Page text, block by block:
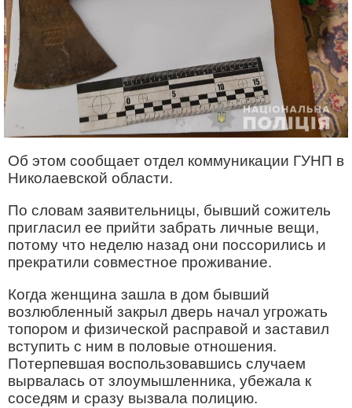
Об этом сообщает отдел коммуникации ГУНП в
Николаевской области.
По словам заявительницы, бывший сожитель
пригласил ее прийти забрать личные вещи,
потому что неделю назад они поссорились и
прекратили совместное проживание.
Когда женщина зашла в дом бывший
возлюбленный закрыл дверь начал угрожать
топором и физической расправой и заставил
вступить с ним в половые отношения.
Потерпевшая воспользовавшись случаем
вырвалась от злоумышленника, убежала к
соседям и сразу вызвала полицию.